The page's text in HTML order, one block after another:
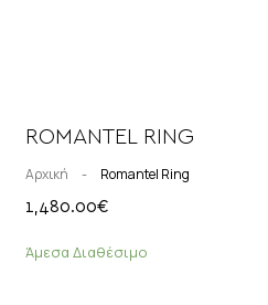
ROMANTEL RING
Αρχική - Romantel Ring
1,480.00€
Άμεσα Διαθέσιμο